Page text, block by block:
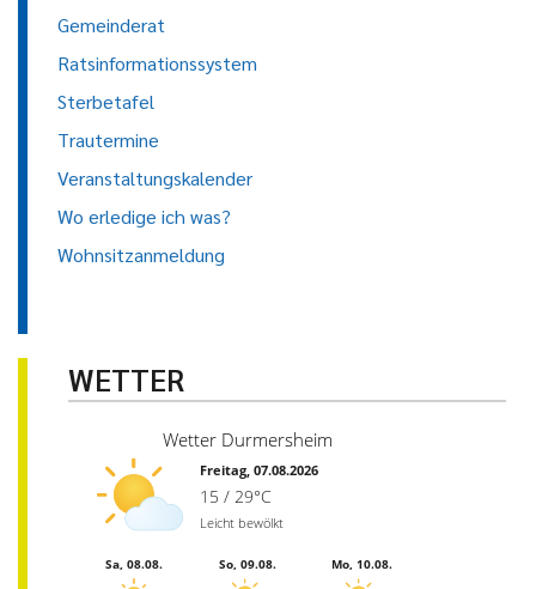
Gemeinderat
Ratsinformationssystem
Sterbetafel
Trautermine
Veranstaltungskalender
Wo erledige ich was?
Wohnsitzanmeldung
WETTER
Wetter Durmersheim
Freitag, 07.08.2026
15 / 29°C
Leicht bewölkt
Sa, 08.08. So, 09.08. Mo, 10.08.